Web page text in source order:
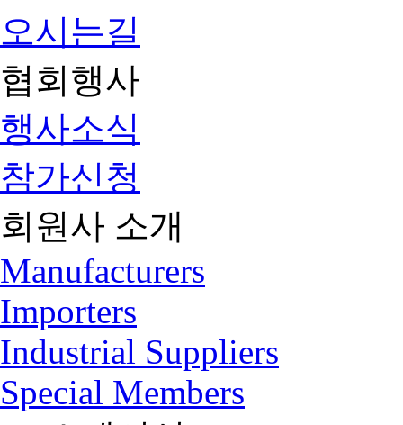
오시는길
협회행사
행사소식
참가신청
회원사 소개
Manufacturers
Importers
Industrial Suppliers
Special Members